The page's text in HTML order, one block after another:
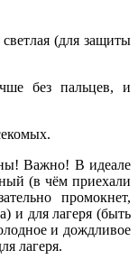
(для защиты
без пальцев, и
Важно! В идеале
(в чём приехали
промокнет,
и для лагеря (быть
и дождливое
лагеря.